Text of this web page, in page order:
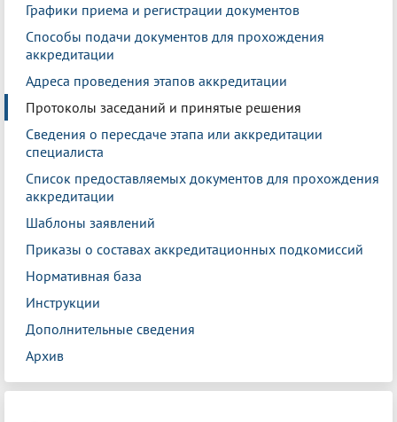
Графики приема и регистрации документов
Способы подачи документов для прохождения
аккредитации
Адреса проведения этапов аккредитации
Протоколы заседаний и принятые решения
Сведения о пересдаче этапа или аккредитации
специалиста
Список предоставляемых документов для прохождения
аккредитации
Шаблоны заявлений
Приказы о составах аккредитационных подкомиссий
Нормативная база
Инструкции
Дополнительные сведения
Архив